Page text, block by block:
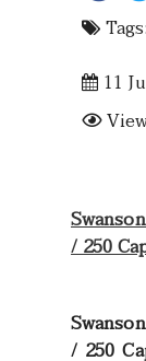
Tags:
11
/ 250
/ 250